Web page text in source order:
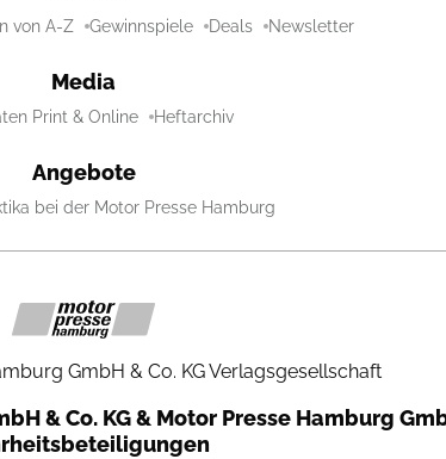
von A-Z Gewinnspiele Deals Newsletter
Media
Print & Online Heftarchiv
Angebote
bei der Motor Presse Hamburg
GmbH & Co. KG Verlagsgesellschaft
& Co. KG & Motor Presse Hamburg